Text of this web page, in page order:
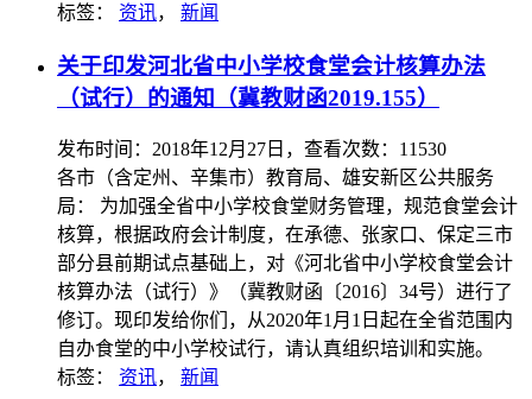
标签： 资讯， 新闻
关于印发河北省中小学校食堂会计核算办法
（试行）的通知（冀教财函2019.155）
发布时间：2018年12月27日，查看次数：11530
各市（含定州、辛集市）教育局、雄安新区公共服务
局： 为加强全省中小学校食堂财务管理，规范食堂会计
核算，根据政府会计制度，在承德、张家口、保定三市
部分县前期试点基础上，对《河北省中小学校食堂会计
核算办法（试行）》（冀教财函〔2016〕34号）进行了
修订。现印发给你们，从2020年1月1日起在全省范围内
自办食堂的中小学校试行，请认真组织培训和实施。
标签： 资讯， 新闻